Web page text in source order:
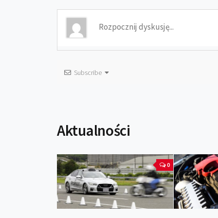
Subscribe
Aktualności
0